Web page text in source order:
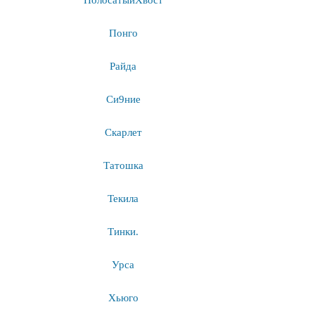
Понго
Райда
Си9ние
Скарлет
Татошка
Текила
Тинки.
Урса
Хьюго